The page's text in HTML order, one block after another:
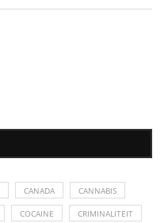
CANADA CANNABIS
COCAINE CRIMINALITEIT